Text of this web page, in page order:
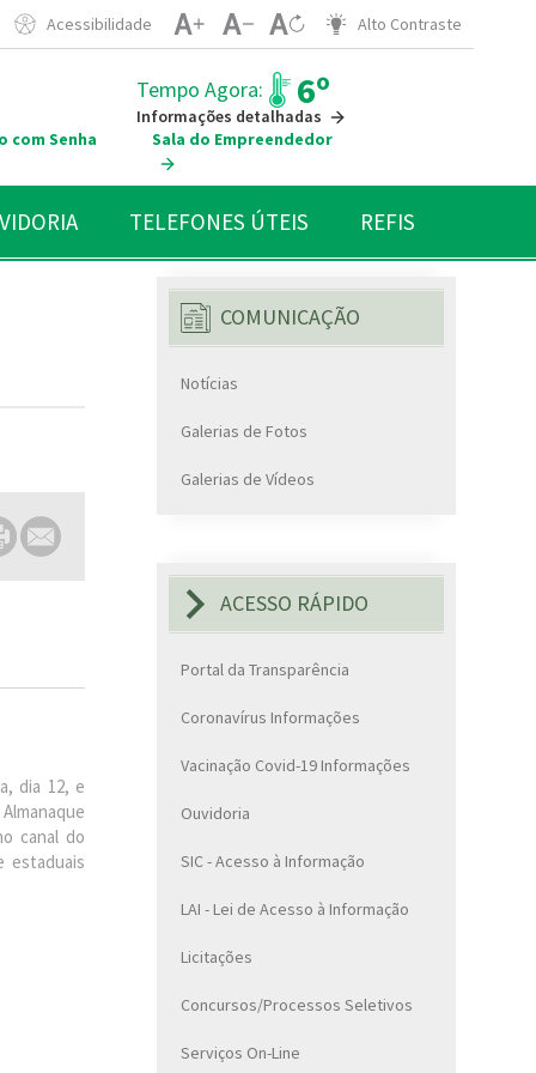
Acessibilidade Alto Contraste
Tempo Agora: 6º
Informações detalhadas
com Senha
Sala do Empreendedor
TELEFONES ÚTEIS REFIS
dia 12, e
canal do
estaduais
COMUNICAÇÃO
Notícias
Galerias de Fotos
Galerias de Vídeos
ACESSO RÁPIDO
Portal da Transparência
Coronavírus Informações
Vacinação Covid-19 Informações
Ouvidoria
SIC - Acesso à Informação
LAI - Lei de Acesso à Informação
Licitações
Concursos/Processos Seletivos
Serviços On-Line